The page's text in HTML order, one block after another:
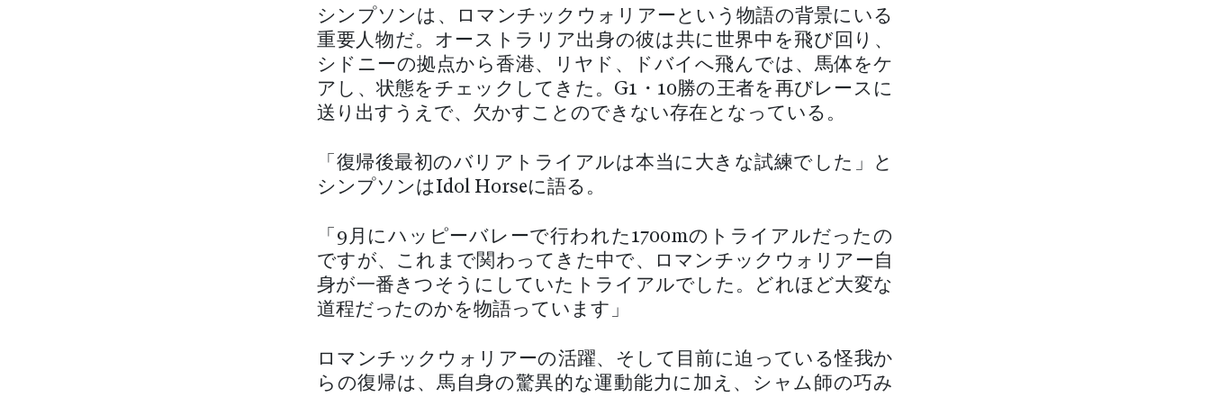
シンプソンは、ロマンチックウォリアーという物語の背景にいる
重要人物だ。オーストラリア出身の彼は共に世界中を飛び回り、
シドニーの拠点から香港、リヤド、ドバイへ飛んでは、馬体をケ
アし、状態をチェックしてきた。G1・10勝の王者を再びレースに
送り出すうえで、欠かすことのできない存在となっている。
「復帰後最初のバリアトライアルは本当に大きな試練でした」と
シンプソンはIdol Horseに語る。
「9月にハッピーバレーで行われた1700mのトライアルだったの
ですが、これまで関わってきた中で、ロマンチックウォリアー自
身が一番きつそうにしていたトライアルでした。どれほど大変な
道程だったのかを物語っています」
ロマンチックウォリアーの活躍、そして目前に迫っている怪我か
らの復帰は、馬自身の驚異的な運動能力に加え、シャム師の巧み